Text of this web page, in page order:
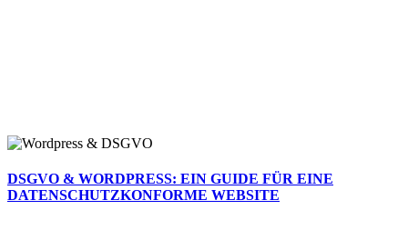
DSGVO & WORDPRESS: EIN GUIDE FÜR EINE
DATENSCHUTZKONFORME WEBSITE